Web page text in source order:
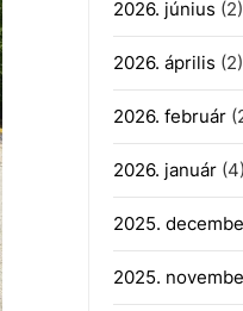
2026. június (2)
2026. április (2)
2026. február
2026. január(4)
2025.
2025.